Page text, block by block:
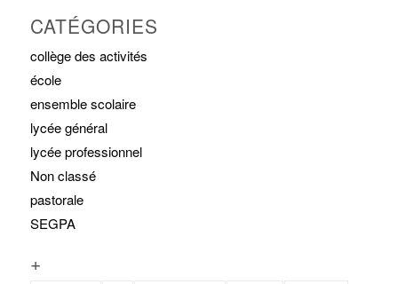
CATÉGORIES
collège des activités
école
ensemble scolaire
lycée général
lycée professionnel
Non classé
pastorale
SEGPA
+